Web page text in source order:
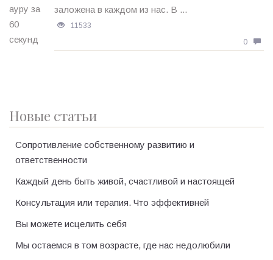
заложена в каждом из нас. В ...
11533
0
Новые статьи
Сопротивление собственному развитию и
ответственности
Каждый день быть живой, счастливой и настоящей
Консультация или терапия. Что эффективней
Вы можете исцелить себя
Мы остаемся в том возрасте, где нас недолюбили